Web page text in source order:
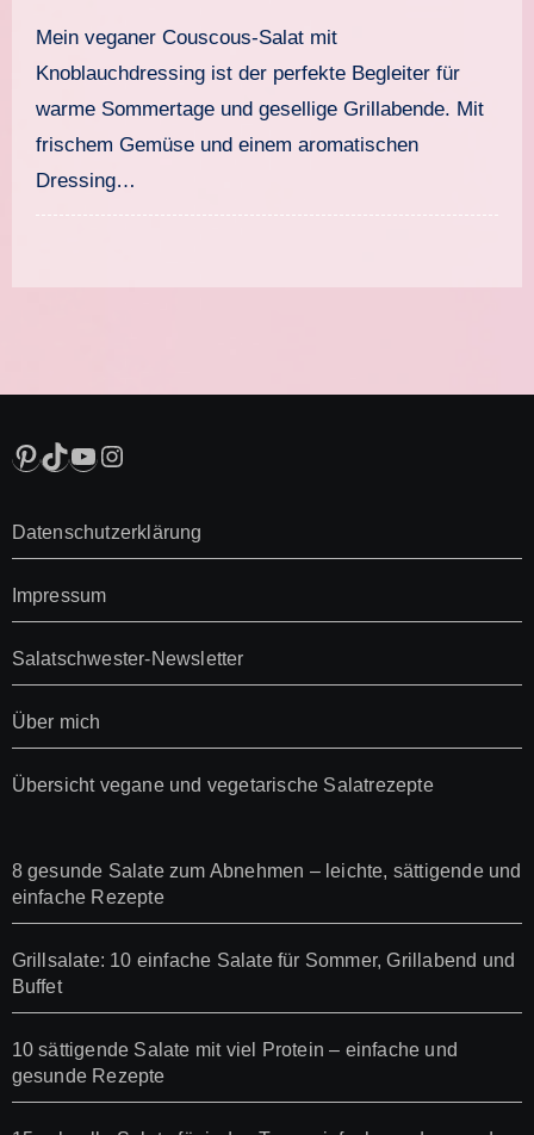
Mein veganer Couscous-Salat mit
Knoblauchdressing ist der perfekte Begleiter für
warme Sommertage und gesellige Grillabende. Mit
frischem Gemüse und einem aromatischen
Dressing…
Pinterest
TikTok
YouTube
Instagram
Datenschutzerklärung
Impressum
Salatschwester-Newsletter
Über mich
Übersicht vegane und vegetarische Salatrezepte
8 gesunde Salate zum Abnehmen – leichte, sättigende und
einfache Rezepte
Grillsalate: 10 einfache Salate für Sommer, Grillabend und
Buffet
10 sättigende Salate mit viel Protein – einfache und
gesunde Rezepte